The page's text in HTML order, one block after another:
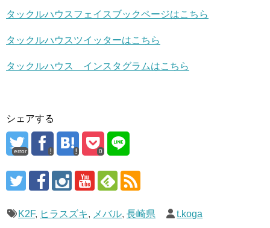
タックルハウスフェイスブックページはこちら
タックルハウスツイッターはこちら
タックルハウス インスタグラムはこちら
シェアする
error 0
K2F, ヒラスズキ, メバル, 長崎県 t.koga